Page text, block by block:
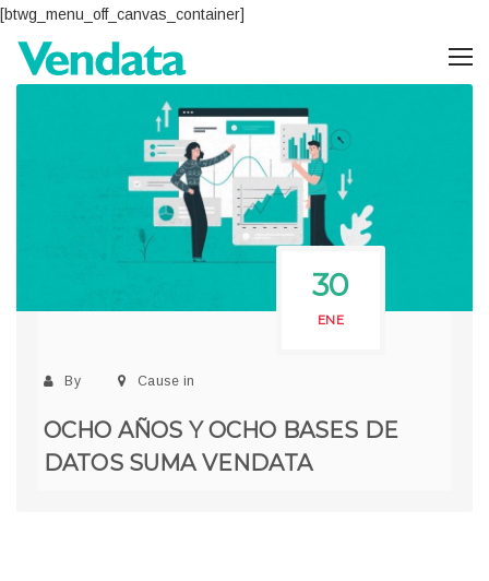
[btwg_menu_off_canvas_container]
30
ENE
By Cause in
OCHO AÑOS Y OCHO BASES DE
DATOS SUMA VENDATA